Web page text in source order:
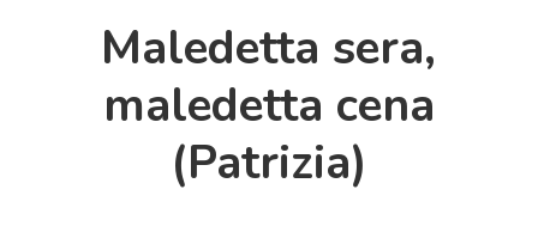
Maledetta sera,
maledetta cena
(Patrizia)